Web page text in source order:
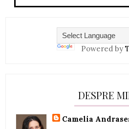
Powered by
DESPRE
Camelia